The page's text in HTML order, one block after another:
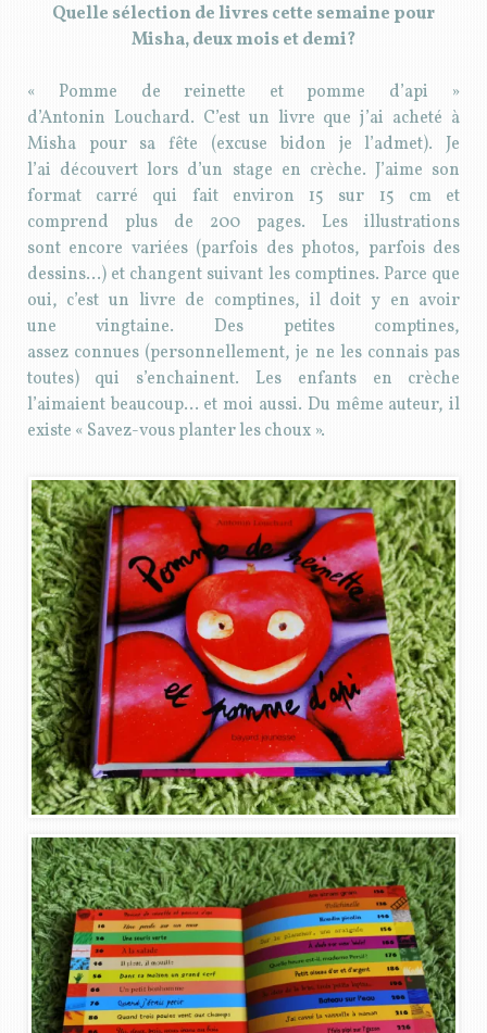
Quelle sélection de livres cette semaine pour
Misha, deux mois et demi?
« Pomme de reinette et pomme d’api »
d’Antonin Louchard. C’est un livre que j’ai acheté à
Misha pour sa fête (excuse bidon je l’admet). Je
l’ai découvert lors d’un stage en crèche. J’aime son
format carré qui fait environ 15 sur 15 cm et
comprend plus de 200 pages. Les illustrations
sont encore variées (parfois des photos, parfois des
dessins…) et changent suivant les comptines. Parce que
oui, c’est un livre de comptines, il doit y en avoir
une vingtaine. Des petites comptines,
assez connues (personnellement, je ne les connais pas
toutes) qui s’enchainent. Les enfants en crèche
l’aimaient beaucoup… et moi aussi. Du même auteur, il
existe « Savez-vous planter les choux ».